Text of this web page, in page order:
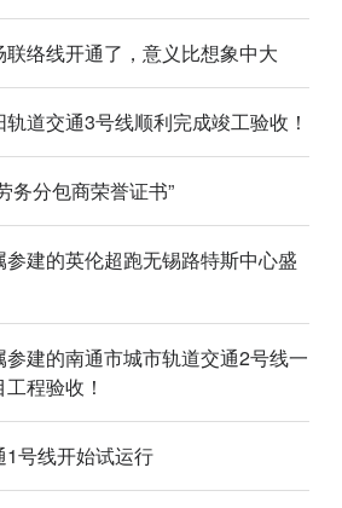
络线开通了，意义比想象中大
道交通3号线顺利完成竣工验收！
务分包商荣誉证书”
建的英伦超跑无锡路特斯中心盛
建的南通市城市轨道交通2号线一
程验收！
号线开始试运行